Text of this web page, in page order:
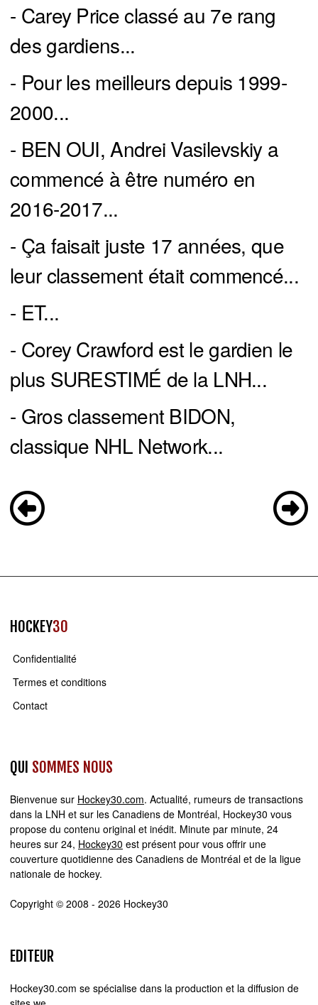
- Carey Price classé au 7e rang
des gardiens...
- Pour les meilleurs depuis 1999-
2000...
- BEN OUI, Andrei Vasilevskiy a
commencé à être numéro en
2016-2017...
- Ça faisait juste 17 années, que
leur classement était commencé...
- ET...
- Corey Crawford est le gardien le
plus SURESTIMÉ de la LNH...
- Gros classement BIDON,
classique NHL Network...
HOCKEY30
Confidentialité
Termes et conditions
Contact
QUI SOMMES NOUS
Bienvenue sur Hockey30.com. Actualité, rumeurs de transactions
dans la LNH et sur les Canadiens de Montréal, Hockey30 vous
propose du contenu original et inédit. Minute par minute, 24
heures sur 24, Hockey30 est présent pour vous offrir une
couverture quotidienne des Canadiens de Montréal et de la ligue
nationale de hockey.
Copyright © 2008 - 2026 Hockey30
EDITEUR
Hockey30.com se spécialise dans la production et la diffusion de